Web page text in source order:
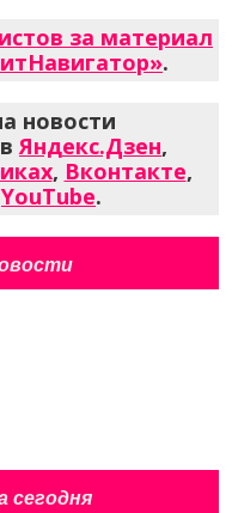
за материал
.
новости
вЯндекс.Дзен,
, Вконтакте,
YouTube.
сегодня